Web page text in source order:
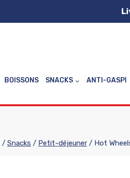
BOISSONS SNACKS ANTI-GASPI
/ Snacks / Petit-déjeuner / Hot